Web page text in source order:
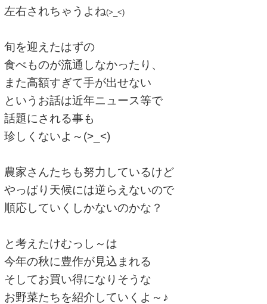
左右されちゃうよね(>_<)
旬を迎えたはずの
食べものが流通しなかったり、
また高額すぎて手が出せない
というお話は近年ニュース等で
話題にされる事も
珍しくないよ～(>_<)
農家さんたちも努力しているけど
やっぱり天候には逆らえないので
順応していくしかないのかな？
と考えたけむっし～は
今年の秋に豊作が見込まれる
そしてお買い得になりそうな
お野菜たちを紹介していくよ～♪